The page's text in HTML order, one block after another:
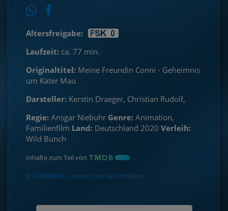
Altersfreigabe:
Laufzeit: ca. 77 min.
Originaltitel: Meine Freundin Conni - Geheimnis
um Kater Mau
Darsteller: Kerstin Draeger, Christian Rudolf,
Regie: Ansgar Niebuhr Genre: Animation,
Familienfilm Land: Deutschland 2020 Verleih:
Wild Bunch
Inhalte zum Teil von
© CINEPROG ...macht Lust auf Ihr Kino!